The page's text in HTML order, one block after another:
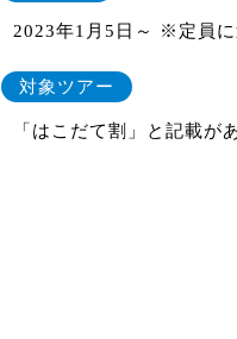
2023年1月5日～ ※定員に
対象ツアー
「はこだて割」と記載が